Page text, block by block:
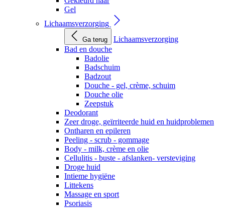
Gel
Lichaamsverzorging
Ga terug
Lichaamsverzorging
Bad en douche
Badolie
Badschuim
Badzout
Douche - gel, crème, schuim
Douche olie
Zeepstuk
Deodorant
Zeer droge, geïrriteerde huid en huidproblemen
Ontharen en epileren
Peeling - scrub - gommage
Body - milk, crème en olie
Cellulitis - buste - afslanken- versteviging
Droge huid
Intieme hygiëne
Littekens
Massage en sport
Psoriasis